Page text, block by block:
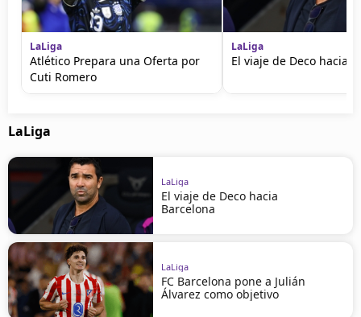
LaLiga
Atlético Prepara una Oferta por
Cuti Romero
LaLiga
El viaje de Deco hacia
LaLiga
LaLiga
El viaje de Deco hacia
Barcelona
LaLiga
FC Barcelona pone a Julián
Álvarez como objetivo